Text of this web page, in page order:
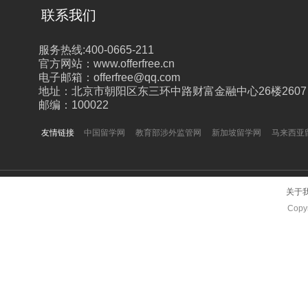
视
频
中国留学网 教育部涉外监管网 新加坡留学网 马来西亚
服务热线:400-0665-211
官方网站：www.offerfree.cn
电子邮箱：offerfree@qq.com
地址：北京市朝阳区东三环中路财富金融中心26楼2607
邮编：100022
联系我们
友情链接
关于